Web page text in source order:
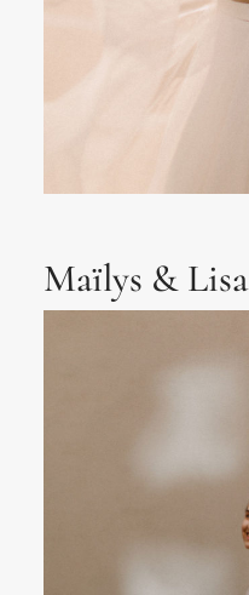
Maïlys & Lisa